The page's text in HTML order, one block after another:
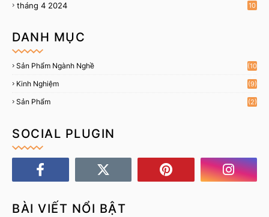
tháng 4 2024 10
DANH MỤC
Sản Phẩm Ngành Nghề
(10
Kinh Nghiệm (9)
Sản Phẩm (2)
SOCIAL PLUGIN
BÀI VIẾT NỔI BẬT